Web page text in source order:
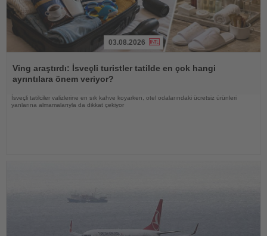
Oku
03.08.2026
Ving araştırdı: İsveçli turistler tatilde en çok hangi
ayrıntılara önem veriyor?
İsveçli tatilciler valizlerine en sık kahve koyarken, otel odalarındaki ücretsiz ürünleri
yanlarına almamalarıyla da dikkat çekiyor